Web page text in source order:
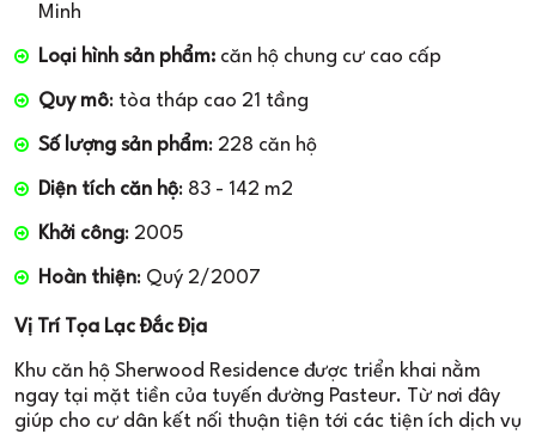
Minh
Loại hình sản phẩm: căn hộ chung cư cao cấp
Quy mô: tòa tháp cao 21 tầng
Số lượng sản phẩm: 228 căn hộ
Diện tích căn hộ: 83 - 142 m2
Khởi công: 2005
Hoàn thiện: Quý 2/2007
Vị Trí Tọa Lạc Đắc Địa
Khu căn hộ Sherwood Residence được triển khai nằm
ngay tại mặt tiền của tuyến đường Pasteur. Từ nơi đây
giúp cho cư dân kết nối thuận tiện tới các tiện ích dịch vụ